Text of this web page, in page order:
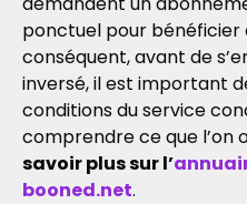
ponctuel pour bénéficier
conséquent, avant de
inversé, il est important
conditions du service
comprendre ce que
savoir plus sur l’
booned.net.